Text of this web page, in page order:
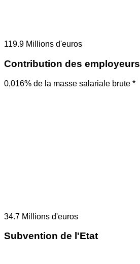
119.9 Millions d'euros
Contribution des employeurs
0,016% de la masse salariale brute *
34.7 Millions d'euros
Subvention de l'Etat